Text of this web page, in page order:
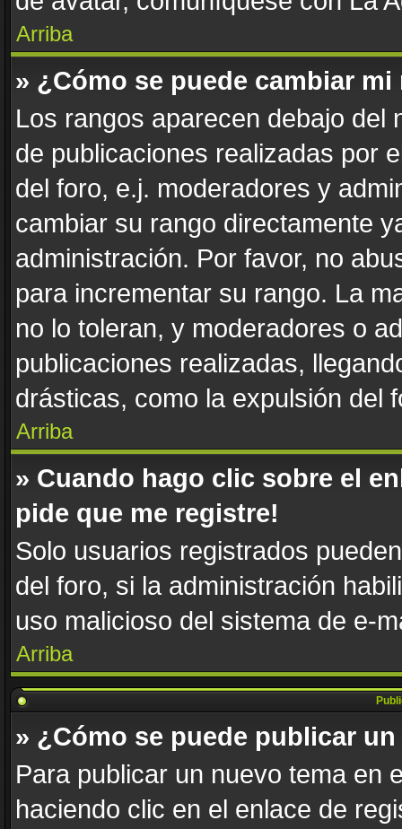
Arriba
» ¿Cómo se puede cambiar mi
Los rangos aparecen debajo del
de publicaciones realizadas por
del foro, e.j. moderadores y
cambiar su rango directamente
administración. Por favor, no
para incrementar su rango. La
no lo toleran, y moderadores o
publicaciones realizadas,
drásticas, como la expulsión del
Arriba
» Cuando hago clic sobre el
pide que me registre!
Solo usuarios registrados
del foro, si la administración
uso malicioso del sistema de e-
Arriba
» ¿Cómo se puede publicar
Para publicar un nuevo tema en
haciendo clic en el enlace de